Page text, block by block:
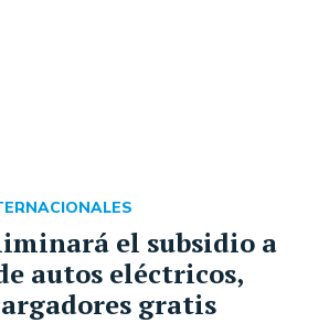
el subsidio a
autos eléctricos,
gratis